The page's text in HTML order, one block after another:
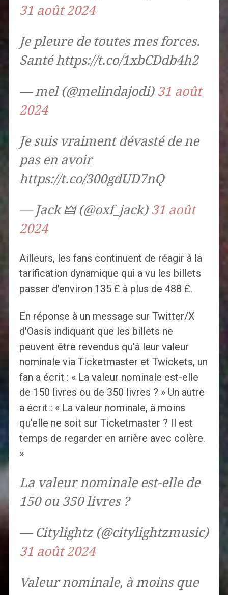
31 août 2024
Je pleure de toutes mes forces.
Santé https://t.co/1xbCDdb4h2
— mel (@melindajodi) 31 août
2024
Je suis vraiment dévasté de ne
pas en avoir
https://t.co/300gdUD7nQ
— Jack 🜲 (@oxf_jack) 31 août
2024
Ailleurs, les fans continuent de réagir à la
tarification dynamique qui a vu les billets
passer d'environ 135 £ à plus de 488 £.
En réponse à un message sur Twitter/X
d'Oasis indiquant que les billets ne
peuvent être revendus qu'à leur valeur
nominale via Ticketmaster et Twickets, un
fan a écrit : « La valeur nominale est-elle
de 150 livres ou de 350 livres ? » Un autre
a écrit : « La valeur nominale, à moins
qu'elle ne soit sur Ticketmaster ? Il est
temps de regarder en arrière avec colère.
»
La valeur nominale est-elle de
150 ou 350 livres ?
— Citylightz (@citylightzmusic)
31 août 2024
Valeur nominale, à moins que